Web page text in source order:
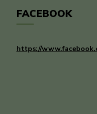
FACEBOOK
https://